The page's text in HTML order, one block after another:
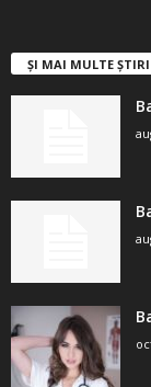
ȘI MAI MULTE ȘTIRI